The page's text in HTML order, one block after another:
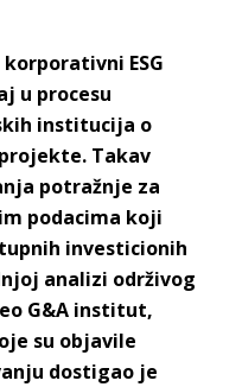
ESG
u procesu
institucija o
Takav
potražnje za
podacima koji
investicionih
analizi održivog
G&A institut,
su objavile
dostigao je